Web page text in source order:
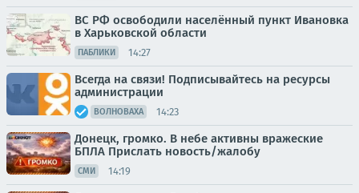
ВС РФ освободили населённый пункт Ивановка
в Харьковской области
ПАБЛИКИ 14:27
Всегда на связи! Подписывайтесь на ресурсы
администрации
ВОЛНОВАХА 14:23
Донецк, громко. В небе активны вражеские
БПЛА Прислать новость/жалобу
СМИ 14:19